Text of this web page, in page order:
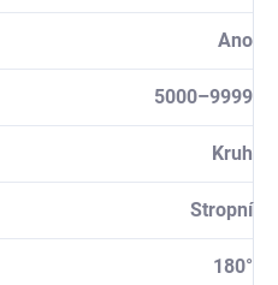
Ano
5000–9999
Kruh
Stropní
180°